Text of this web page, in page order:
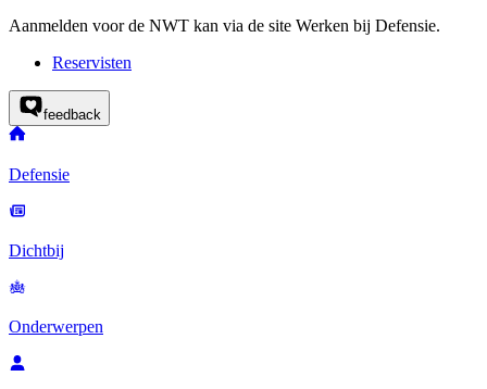
Aanmelden voor de NWT kan via de site Werken bij Defensie.
Reservisten
feedback
Defensie
Dichtbij
Onderwerpen